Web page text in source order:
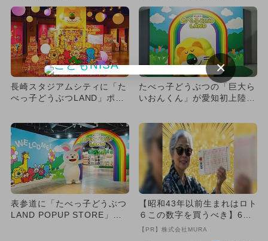
長崎スタジアムシティに「た
べっ子どうぶつLAND」ポッ
たべっ子どうぶつの「巨大ら
いおんくん」が愛知初上陸
る
表参道に「たべっ子どうぶつ
LAND POPUP STORE」が
【昭和43年以前生まれはロト
６この数字を買うべき】6つ
の数字が「完全一致」する
【PR】株式会社MURA
×